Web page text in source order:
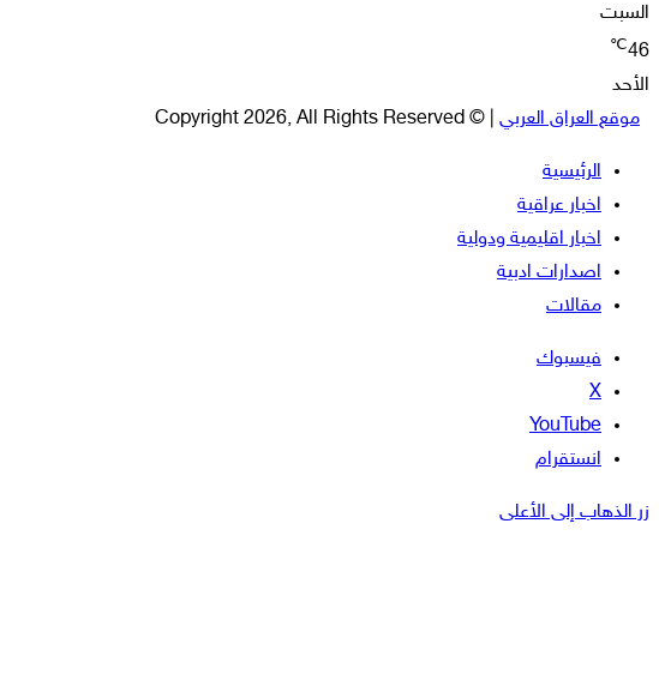
السبت
46
℃
الأحد
موقع العراق العربي | © Copyright 2026, All Rights Reserved
الرئيسية
اخبار عراقية
اخبار اقليمية ودولية
اصدارات ادبية
مقالات
فيسبوك
‫X
‫YouTube
انستقرام
زر الذهاب إلى الأعلى